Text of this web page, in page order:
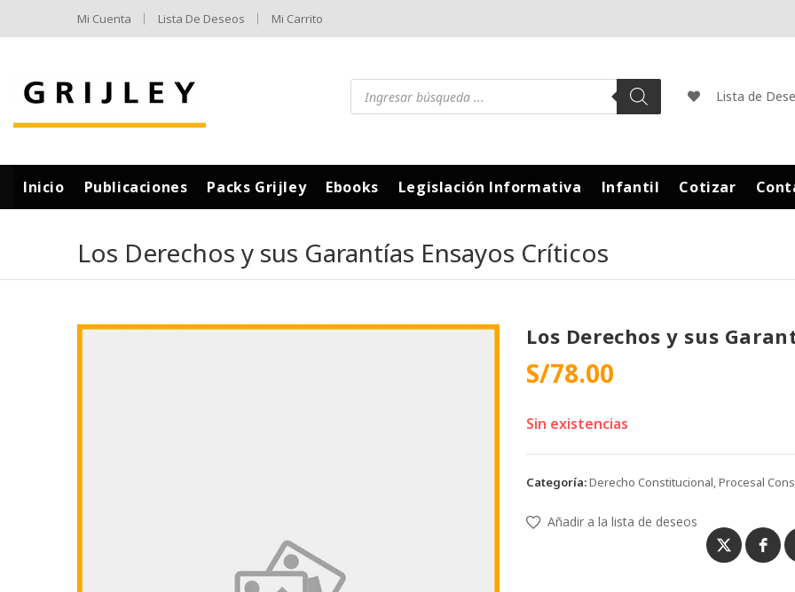
Mi Cuenta Lista De Deseos Mi Carrito
Lista de
Inicio Publicaciones Packs Grijley Ebooks Legislación Informativa Infantil Cotizar
Los Derechos y sus Garantías Ensayos Críticos
Los Derechos y sus
S/78.00
Sin existencias
Categoría:Derecho Constitucional, Procesal
Añadir a la lista de deseos